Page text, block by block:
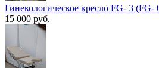
Гинекологическое кресло FG- 3 (FG-
15 000 руб.